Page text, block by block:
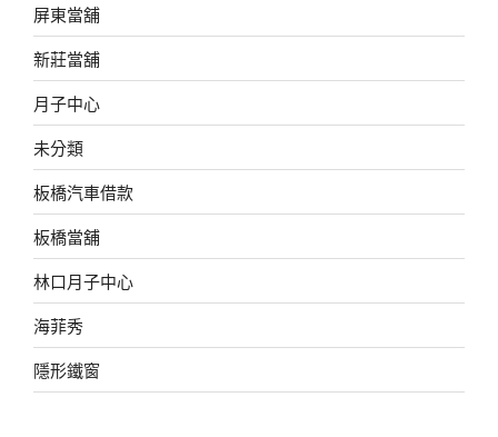
屏東當舖
新莊當舖
月子中心
未分類
板橋汽車借款
板橋當舖
林口月子中心
海菲秀
隱形鐵窗